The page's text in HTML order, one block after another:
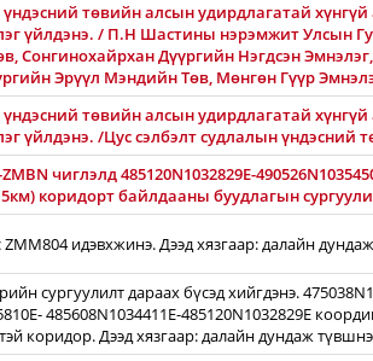
үндэсний төвийн алсын удирдлагатай
үйлдэнэ. / П.Н Шастины нэрэмжит Улсын
Сонгинохайрхан Дүүргийн Нэгдсэн
Эрүүл Мэндийн Төв, Мөнгөн Гүүр
үндэсний төвийн алсын удирдлагатай
үйлдэнэ. /Цус сэлбэлт судлалын
чиглэлд 485120N1032829E-
коридорт байлдааны буудлагын
идэвхжинэ. Дээд хязгаар: далайн
сургуулилт дараах бүсэд хийгдэнэ.
485608N1034411E-485120N1032829E
коридор. Дээд хязгаар: далайн дундаж